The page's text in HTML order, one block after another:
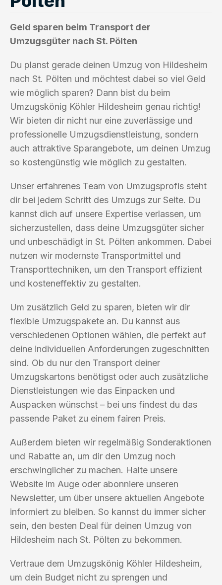
Geld sparen beim Transport der
Umzugsgüter nach St. Pölten
Du planst gerade deinen Umzug von Hildesheim
nach St. Pölten und möchtest dabei so viel Geld
wie möglich sparen? Dann bist du beim
Umzugskönig Köhler Hildesheim genau richtig!
Wir bieten dir nicht nur eine zuverlässige und
professionelle Umzugsdienstleistung, sondern
auch attraktive Sparangebote, um deinen Umzug
so kostengünstig wie möglich zu gestalten.
Unser erfahrenes Team von Umzugsprofis steht
dir bei jedem Schritt des Umzugs zur Seite. Du
kannst dich auf unsere Expertise verlassen, um
sicherzustellen, dass deine Umzugsgüter sicher
und unbeschädigt in St. Pölten ankommen. Dabei
nutzen wir modernste Transportmittel und
Transporttechniken, um den Transport effizient
und kosteneffektiv zu gestalten.
Um zusätzlich Geld zu sparen, bieten wir dir
flexible Umzugspakete an. Du kannst aus
verschiedenen Optionen wählen, die perfekt auf
deine individuellen Anforderungen zugeschnitten
sind. Ob du nur den Transport deiner
Umzugskartons benötigst oder auch zusätzliche
Dienstleistungen wie das Einpacken und
Auspacken wünschst – bei uns findest du das
passende Paket zu einem fairen Preis.
Außerdem bieten wir regelmäßig Sonderaktionen
und Rabatte an, um dir den Umzug noch
erschwinglicher zu machen. Halte unsere
Website im Auge oder abonniere unseren
Newsletter, um über unsere aktuellen Angebote
informiert zu bleiben. So kannst du immer sicher
sein, den besten Deal für deinen Umzug von
Hildesheim nach St. Pölten zu bekommen.
Vertraue dem Umzugskönig Köhler Hildesheim,
um dein Budget nicht zu sprengen und